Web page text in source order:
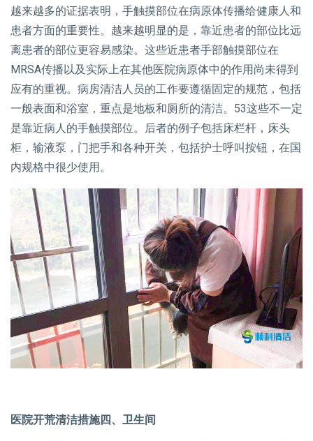
越来越多的证据表明，手触摸部位在病原体传播给健康人和
患者方面的重要性。越来越明显的是，靠近患者的部位比远
离患者的部位更容易感染。这些近患者手部触摸部位在
MRSA传播以及实际上在其他医院病原体中的作用尚未得到
应有的重视。病房清洁人员的工作要遵循固定的规范，包括
一般表面和浴室，重点是地板和厕所的清洁。53这些不一定
是靠近病人的手触摸部位。后者的例子包括床栏杆，床头
柜，输液泵，门把手和各种开关，包括护士呼叫按钮，在国
内规格中很少使用。
医院开荒清洁措施四、卫生间